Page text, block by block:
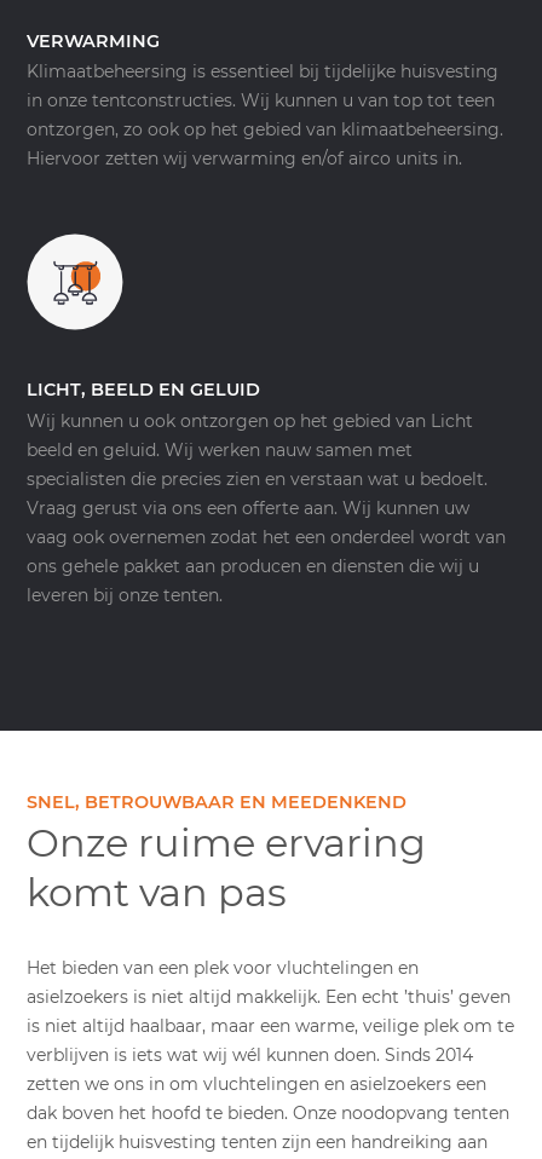
VERWARMING
Klimaatbeheersing is essentieel bij tijdelijke huisvesting
in onze tentconstructies. Wij kunnen u van top tot teen
ontzorgen, zo ook op het gebied van klimaatbeheersing.
Hiervoor zetten wij verwarming en/of airco units in.
LICHT, BEELD EN GELUID
Wij kunnen u ook ontzorgen op het gebied van Licht
beeld en geluid. Wij werken nauw samen met
specialisten die precies zien en verstaan wat u bedoelt.
Vraag gerust via ons een offerte aan. Wij kunnen uw
vaag ook overnemen zodat het een onderdeel wordt van
ons gehele pakket aan producen en diensten die wij u
leveren bij onze tenten.
SNEL, BETROUWBAAR EN MEEDENKEND
Onze ruime ervaring
komt van pas
Het bieden van een plek voor vluchtelingen en
asielzoekers is niet altijd makkelijk. Een echt ’thuis’ geven
is niet altijd haalbaar, maar een warme, veilige plek om te
verblijven is iets wat wij wél kunnen doen. Sinds 2014
zetten we ons in om vluchtelingen en asielzoekers een
dak boven het hoofd te bieden. Onze noodopvang tenten
en tijdelijk huisvesting tenten zijn een handreiking aan